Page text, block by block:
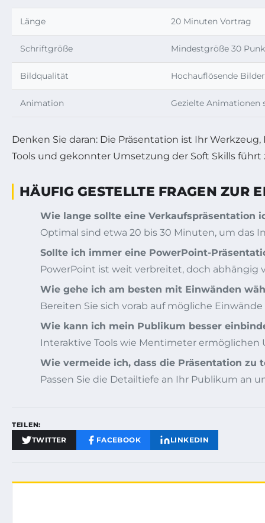
Länge 20 Minuten Vortrag
Schriftgröße Mindestgröße 30
Bildqualität Hochauflösende
Animation Gezielte Animationen
Denken Sie daran: Die Präsentation ist Ihr
Tools und gekonnter Umsetzung der Soft Skills führt
HÄUFIG GESTELLTE FRAGEN ZUR
Wie lange sollte eine Verkaufspräsentation
Optimal sind etwa 20 bis 30 Minuten, um das
Sollte ich immer eine PowerPoint-
PowerPoint ist weit verbreitet, doch abhängig
Wie gehe ich am besten mit Einwänden
Bereiten Sie sich vorab auf mögliche
Wie kann ich mein Publikum besser
Interaktive Tools wie Mentimeter ermöglichen
Wie vermeide ich, dass die Präsentation zu
Passen Sie die Detailtiefe an Ihr Publikum an
TEILEN:
TWITTER FACEBOOK LINKEDIN